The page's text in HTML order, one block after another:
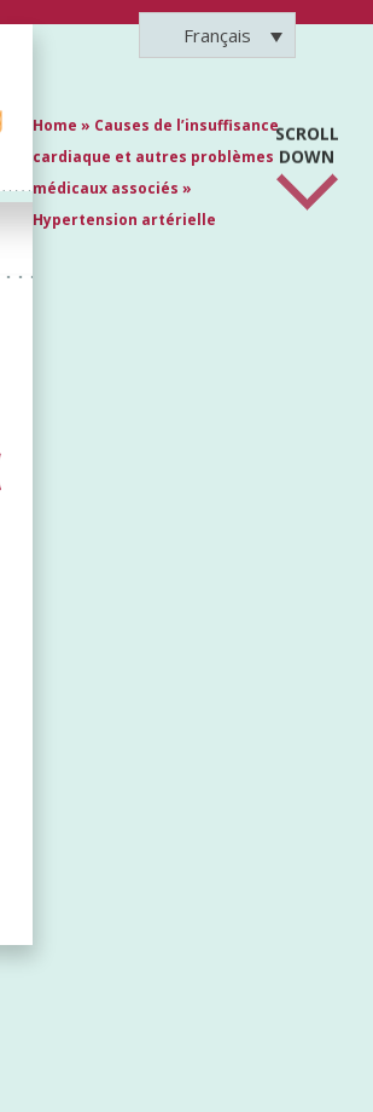
Français
Home » Causes de l’insuffisance
cardiaque et autres problèmes
médicaux associés »
Hypertension artérielle
SCROLL
DOWN